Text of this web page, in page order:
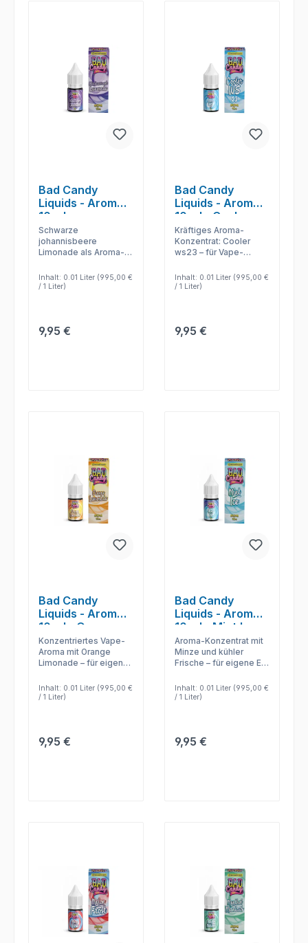
Bad Candy
Liquids - Aromen
10 ml -
Blackcurrant
Lemonade
Schwarze
johannisbeere
Limonade als Aroma-
Selbstmischer, die
Base, Shot und
Inhalt: 0.01 Liter (995,00 €
/ 1 Liter)
Regulärer Preis:
9,95 €
Bad Candy
Liquids - Aromen
10 ml - Cooler
WS23
Kräftiges Aroma-
Konzentrat: Cooler
ws23 – für Vape-
persönlicher
Abstimmung.
Inhalt: 0.01 Liter (995,00 €
/ 1 Liter)
Regulärer Preis:
9,95 €
Bad Candy
Liquids - Aromen
10 ml - Orange
Lemonade
Konzentriertes Vape-
Aroma mit Orange
Limonade – für eigene
präzise
Geschmacksabstimmu
Inhalt: 0.01 Liter (995,00 €
/ 1 Liter)
Regulärer Preis:
9,95 €
Bad Candy
Liquids - Aromen
10 ml - Mint Ice
Aroma-Konzentrat mit
Minze und kühler
Frische – für eigene E-
klar erkennbarem
Profil.
Inhalt: 0.01 Liter (995,00 €
/ 1 Liter)
Regulärer Preis:
9,95 €